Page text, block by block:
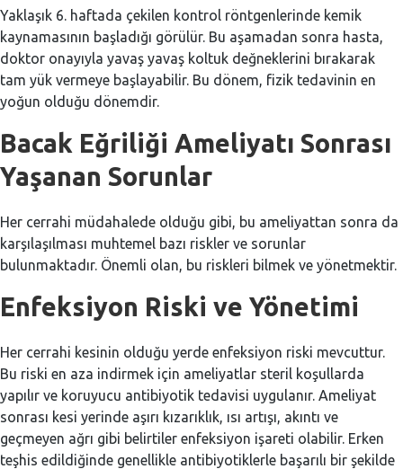
Yaklaşık 6. haftada çekilen kontrol röntgenlerinde kemik
kaynamasının başladığı görülür. Bu aşamadan sonra hasta,
doktor onayıyla yavaş yavaş koltuk değneklerini bırakarak
tam yük vermeye başlayabilir. Bu dönem, fizik tedavinin en
yoğun olduğu dönemdir.
Bacak Eğriliği Ameliyatı Sonrası
Yaşanan Sorunlar
Her cerrahi müdahalede olduğu gibi, bu ameliyattan sonra da
karşılaşılması muhtemel bazı riskler ve sorunlar
bulunmaktadır. Önemli olan, bu riskleri bilmek ve yönetmektir.
Enfeksiyon Riski ve Yönetimi
Her cerrahi kesinin olduğu yerde enfeksiyon riski mevcuttur.
Bu riski en aza indirmek için ameliyatlar steril koşullarda
yapılır ve koruyucu antibiyotik tedavisi uygulanır. Ameliyat
sonrası kesi yerinde aşırı kızarıklık, ısı artışı, akıntı ve
geçmeyen ağrı gibi belirtiler enfeksiyon işareti olabilir. Erken
teşhis edildiğinde genellikle antibiyotiklerle başarılı bir şekilde